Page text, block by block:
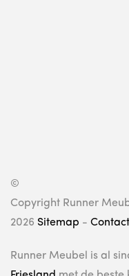
©
Copyright Runner
2026 Sitemap - Contact
Runner Meubel is al